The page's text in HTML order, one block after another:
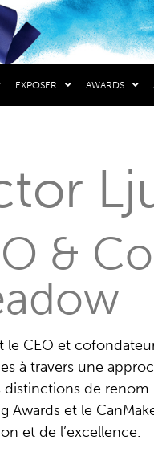
EXPOSER AWARDS
&
le CEO et
à travers une
distinctions de
Awards et le
et de l’excellence.